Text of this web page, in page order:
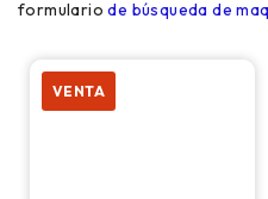
formulariode búsqueda de
VENTA